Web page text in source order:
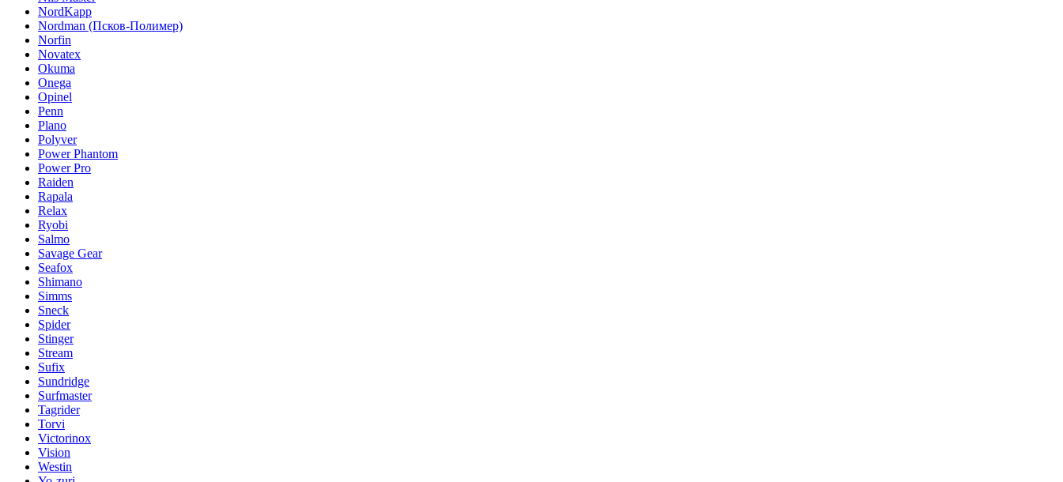
NordKapp
Nordman (Псков-Полимер)
Norfin
Novatex
Okuma
Onega
Opinel
Penn
Plano
Polyver
Power Phantom
Power Pro
Raiden
Rapala
Relax
Ryobi
Salmo
Savage Gear
Seafox
Shimano
Simms
Sneck
Spider
Stinger
Stream
Sufix
Sundridge
Surfmaster
Tagrider
Torvi
Victorinox
Vision
Westin